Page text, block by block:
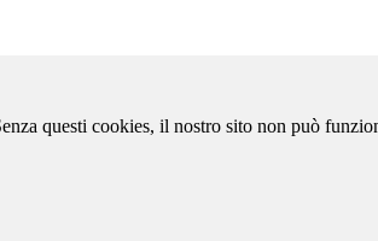
questi cookies, il nostro sito non può